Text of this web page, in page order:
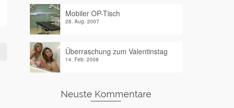
Mobiler OP-Tisch
28. Aug. 2007
Überraschung zum Valentinstag
14. Feb. 2008
Neuste Kommentare